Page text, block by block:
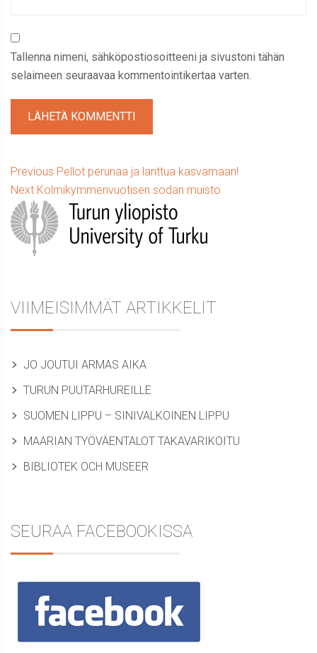
Tallenna nimeni, sähköpostiosoitteeni ja sivustoni tähän
selaimeen seuraavaa kommentointikertaa varten.
Artikkelien
selaus
Previous Previous
post:
Pellot perunaa ja lanttua kasvamaan!
Next Next
post:
Kolmikymmenvuotisen sodan muisto
Sidebar
VIIMEISIMMÄT ARTIKKELIT
JO JOUTUI ARMAS AIKA
TURUN PUUTARHUREILLE
SUOMEN LIPPU – SINIVALKOINEN LIPPU
MAARIAN TYÖVÄENTALOT TAKAVARIKOITU
BIBLIOTEK OCH MUSEER
SEURAA FACEBOOKISSA